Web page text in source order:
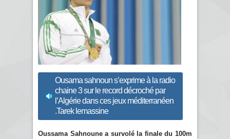
Ousama sahnoun s’exprime à la radio
chaine 3 sur le record décroché par
l’Algérie dans ces jeux méditerranéen
.Tarek lemassine
Oussama Sahnoune a survolé la finale du 100m